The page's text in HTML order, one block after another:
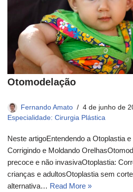
Otomodelação
Fernando Amato
4 de junho de
Especialidade: Cirurgia Plástica
Neste artigoEntendendo a Otoplastia
Corrigindo e Moldando
precoce e não invasivaOtoplastia:
crianças e adultosOtoplastia sem
alternativa… Read More »